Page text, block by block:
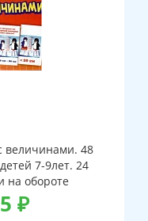
величинами. 48
7-9лет. 24
на обороте
₽